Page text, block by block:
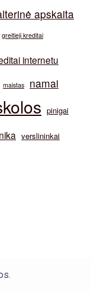
apskaita
greitieji kreditai
internetu
maistas
namai
pinigai
verslininkai